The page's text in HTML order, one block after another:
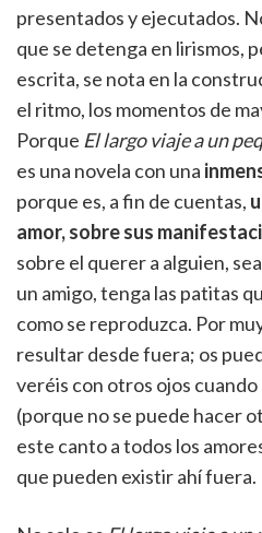
presentados y ejecutados.
que se detenga en lirismos,
escrita, se nota en la
el ritmo, los momentos de
Porque El largo viaje a un
es una novela con una
porque es, a fin de cuentas,
amor, sobre sus
sobre el querer a alguien,
un amigo, tenga las patitas
como se reproduzca. Por
resultar desde fuera; os
veréis con otros ojos
(porque no se puede hacer
este canto a todos los
que pueden existir ahí fuera.